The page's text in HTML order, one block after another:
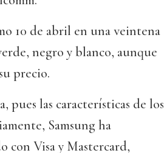
10 de abril en una veintena
negro y blanco, aunque
precio.
pues las características de los
Samsung ha
con Visa y Mastercard,